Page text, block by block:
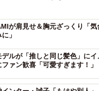
が肩見せ＆胸元ざっくり「
」
デルが「推しと同じ髪色」に
ァン歓喜「可愛すぎます！」